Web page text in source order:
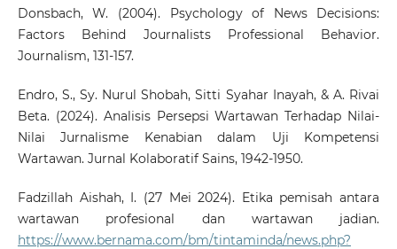
Donsbach, W. (2004). Psychology of News Decisions:
Factors Behind Journalists Professional Behavior.
Journalism, 131-157.
Endro, S., Sy. Nurul Shobah, Sitti Syahar Inayah, & A. Rivai
Beta. (2024). Analisis Persepsi Wartawan Terhadap Nilai-
Nilai Jurnalisme Kenabian dalam Uji Kompetensi
Wartawan. Jurnal Kolaboratif Sains, 1942-1950.
Fadzillah Aishah, I. (27 Mei 2024). Etika pemisah antara
wartawan profesional dan wartawan jadian.
https://www.bernama.com/bm/tintaminda/news.php?